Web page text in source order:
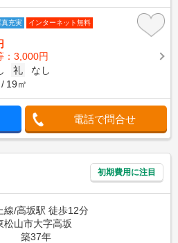
真充実 インターネット無料
：3,000円
礼
なし
19㎡
電話で問合せ
初期費用に注目
線/高坂駅 徒歩12分
松山市大字高坂
築37年